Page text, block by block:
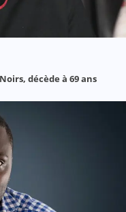
décède à 69 ans